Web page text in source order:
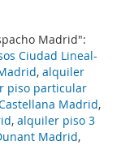
Madrid":
Ciudad Lineal-
, alquiler
piso particular
Madrid,
, alquiler piso 3
Madrid,